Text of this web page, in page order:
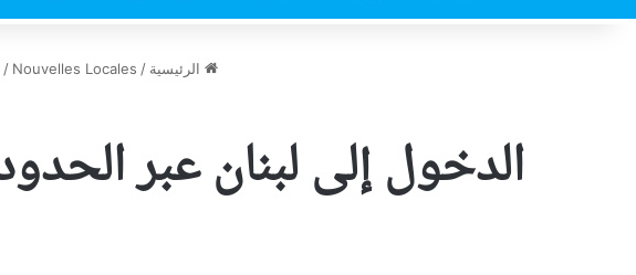
الرئيسية /
Nouvelles Locales
/
الدخول إلى لبنان عبر